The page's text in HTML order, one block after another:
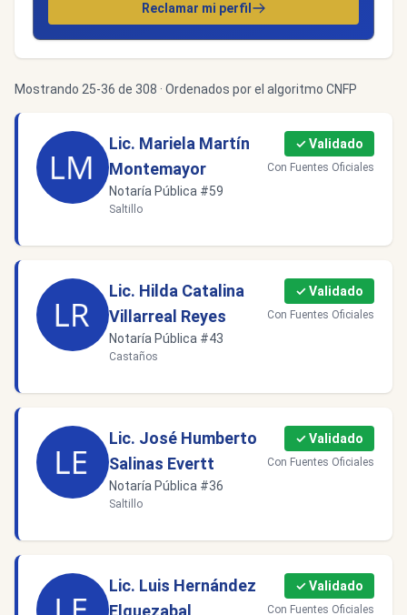
Reclamar mi perfil
Mostrando 25-36 de 308 · Ordenados por el algoritmo CNFP
Lic. Mariela Martín
Montemayor
Notaría Pública #59
Saltillo
✓ Validado
Con Fuentes Oficiales
Lic. Hilda Catalina
Villarreal Reyes
Notaría Pública #43
Castaños
✓ Validado
Con Fuentes Oficiales
Lic. José Humberto
Salinas Evertt
Notaría Pública #36
Saltillo
✓ Validado
Con Fuentes Oficiales
Lic. Luis Hernández
Elguezabal
✓ Validado
Con Fuentes Oficiales